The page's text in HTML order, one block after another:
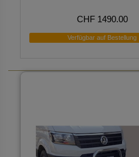
CHF 1490.00
Verfügbar auf Bestellung